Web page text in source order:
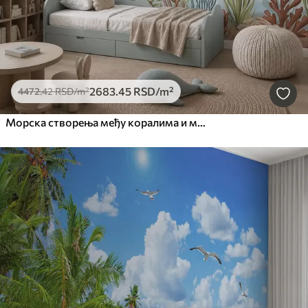
4472.42RSD/m²2683.45 RSD/m²
Морска створења међу коралима и морским алгама